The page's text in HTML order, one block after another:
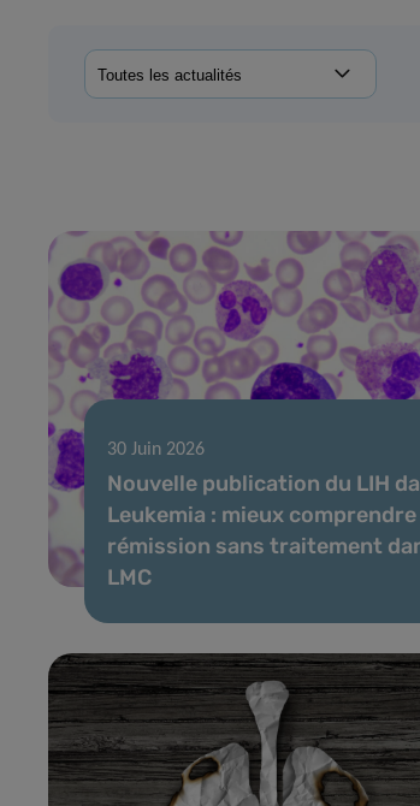
30 Juin 2026
Nouvelle publication du LIH
Leukemia : mieux comprendre
rémission sans traitement
LMC